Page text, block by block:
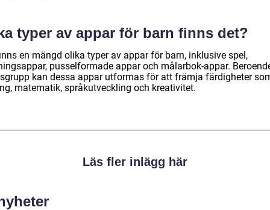
typer av appar för barn finns det?
en mängd olika typer av appar för barn, inklusive spel,
pusselformade appar och målarbok-appar.
kan dessa appar utformas för att främja färdigheter
matematik, språkutveckling och kreativitet.
Läs fler inlägg här